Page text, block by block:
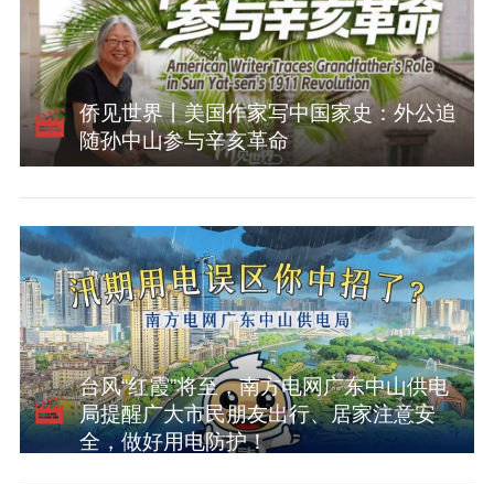
侨见世界丨美国作家写中国家史：外公追
随孙中山参与辛亥革命
台风“红霞”将至，南方电网广东中山供电
局提醒广大市民朋友出行、居家注意安
全，做好用电防护！